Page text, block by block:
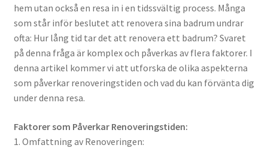
hem utan också en resa in i en tidssvältig process. Många
som står inför beslutet att renovera sina badrum undrar
ofta: Hur lång tid tar det att renovera ett badrum? Svaret
på denna fråga är komplex och påverkas av flera faktorer. I
denna artikel kommer vi att utforska de olika aspekterna
som påverkar renoveringstiden och vad du kan förvänta dig
under denna resa.
Faktorer som Påverkar Renoveringstiden:
1. Omfattning av Renoveringen: